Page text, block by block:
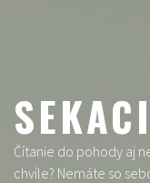
Čítanie do pohody aj
chvíle? Nemáte so